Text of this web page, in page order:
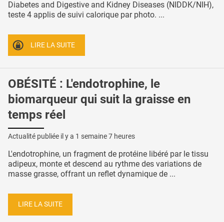
Diabetes and Digestive and Kidney Diseases (NIDDK/NIH),
teste 4 applis de suivi calorique par photo. ...
LIRE LA SUITE
OBÉSITÉ : L'endotrophine, le
biomarqueur qui suit la graisse en
temps réel
Actualité publiée il y a 1 semaine 7 heures
L'endotrophine, un fragment de protéine libéré par le tissu
adipeux, monte et descend au rythme des variations de
masse grasse, offrant un reflet dynamique de ...
LIRE LA SUITE